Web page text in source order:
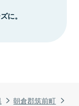
朝倉郡筑前町
に。